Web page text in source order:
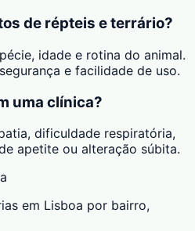
de répteis e terrário?
idade e rotina do animal.
e facilidade de uso.
uma clínica?
dificuldade respiratória,
apetite ou alteração súbita.
em Lisboa por bairro,